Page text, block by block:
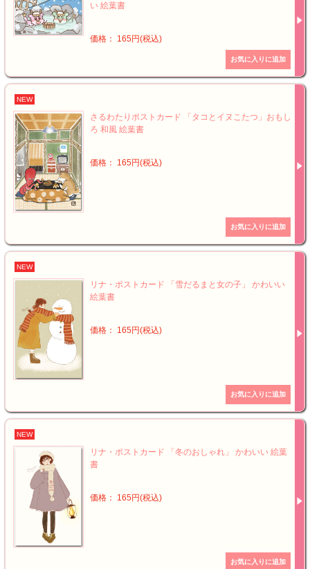
い 絵葉書
価格： 165円(税込)
NEW
さるわたりポストカード 「タコとイヌこたつ」おもし
ろ 和風 絵葉書
価格： 165円(税込)
NEW
リナ・ポストカード 「雪だるまと女の子」 かわいい
絵葉書
価格： 165円(税込)
NEW
リナ・ポストカード 「冬のおしゃれ」 かわいい 絵葉
書
価格： 165円(税込)